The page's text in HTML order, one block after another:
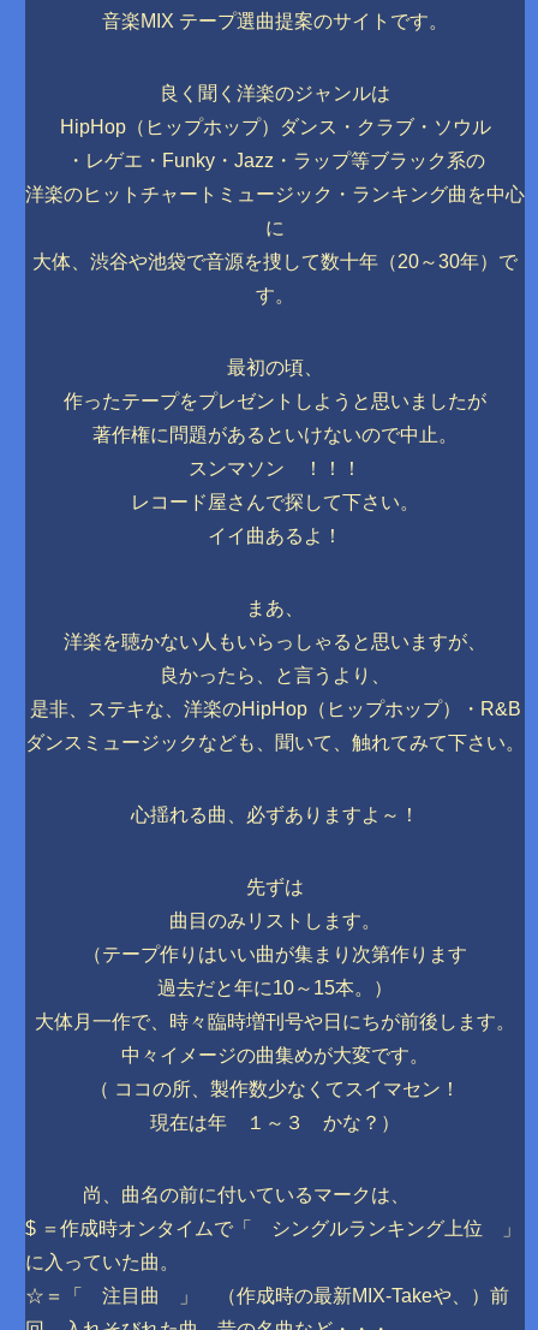
音楽MIX テープ選曲提案のサイトです。
良く聞く洋楽のジャンルは
HipHop（ヒップホップ）ダンス・クラブ・ソウル
・レゲエ・Funky・Jazz・ラップ等ブラック系の
洋楽のヒットチャートミュージック・ランキング曲を中心
に
大体、渋谷や池袋で音源を捜して数十年（20～30年）で
す。
最初の頃、
作ったテープをプレゼントしようと思いましたが
著作権に問題があるといけないので中止。
スンマソン ！！！
レコード屋さんで探して下さい。
イイ曲あるよ！
まあ、
洋楽を聴かない人もいらっしゃると思いますが、
良かったら、と言うより、
是非、ステキな、洋楽のHipHop（ヒップホップ）・R&B
ダンスミュージックなども、聞いて、触れてみて下さい。
心揺れる曲、必ずありますよ～！
先ずは
曲目のみリストします。
（テープ作りはいい曲が集まり次第作ります
過去だと年に10～15本。）
大体月一作で、時々臨時増刊号や日にちが前後します。
中々イメージの曲集めが大変です。
（ ココの所、製作数少なくてスイマセン！
現在は年 １～３ かな？）
尚、曲名の前に付いているマークは、
$ ＝作成時オンタイムで「 シングルランキング上位 」
に入っていた曲。
☆＝「 注目曲 」 （作成時の最新MIX-Takeや、）前